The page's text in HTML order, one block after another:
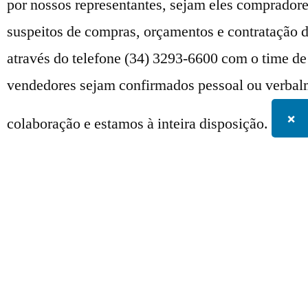
por nossos representantes, sejam eles
suspeitos de compras, orçamentos e
através do telefone (34) 3293-6600 com o time
vendedores sejam confirmados pessoal ou
colaboração e estamos à inteira disposição. ×